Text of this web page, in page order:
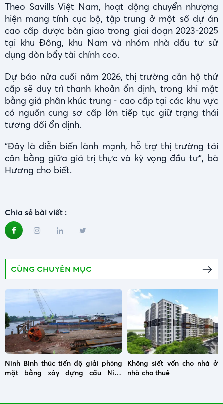
Theo Savills Việt Nam, hoạt động chuyển nhượng
hiện mang tính cục bộ, tập trung ở một số dự án
cao cấp được bàn giao trong giai đoạn 2023-2025
tại khu Đông, khu Nam và nhóm nhà đầu tư sử
dụng đòn bẩy tài chính cao.
Dự báo nửa cuối năm 2026, thị trường căn hộ thứ
cấp sẽ duy trì thanh khoản ổn định, trong khi mặt
bằng giá phân khúc trung - cao cấp tại các khu vực
có nguồn cung sơ cấp lớn tiếp tục giữ trạng thái
tương đối ổn định.
“Đây là diễn biến lành mạnh, hỗ trợ thị trường tái
cân bằng giữa giá trị thực và kỳ vọng đầu tư”, bà
Hương cho biết.
Chia sẻ bài viết :
CÙNG CHUYÊN MỤC
Ninh Bình thúc tiến độ giải phóng
mặt bằng xây dựng cầu Ninh
Không siết vốn cho nhà ở
nhà cho thuê